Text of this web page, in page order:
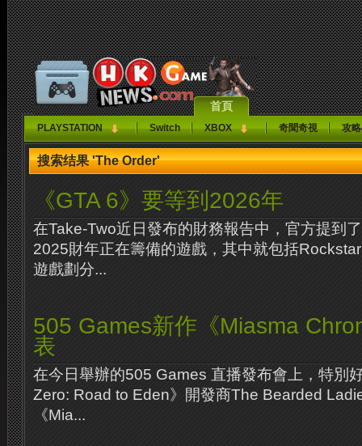
首頁
PLAYSTATION Switch XBOX 奇聞奇視 攻
搜索结果 'The Order'
《GTA 6》要等到2026年
在Take-Two近日發布的財務報告中，官方提到
2025財年正在籌備的遊戲，其中就包括
遊戲劃分...
505 Games新作《Miasma
表
在今日舉辦的505 Games 直播發布會上，特別
Zero: Road to Eden》開發商The Bearded
《Mia...